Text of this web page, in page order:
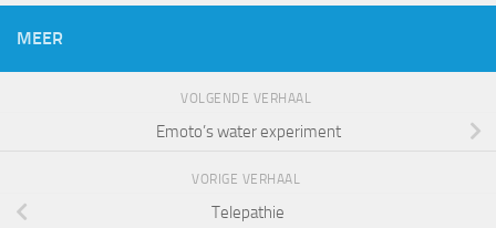
MEER
VOLGENDE VERHAAL
Emoto’s water experiment
VORIGE VERHAAL
Telepathie